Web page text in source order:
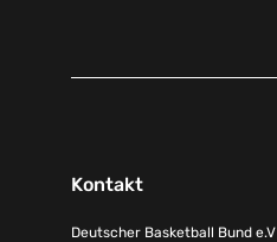
Kontakt
Deutscher Basketball Bund e.V